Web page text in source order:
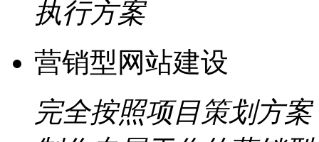
执行方案
营销型网站建设
完全按照项目策划方案